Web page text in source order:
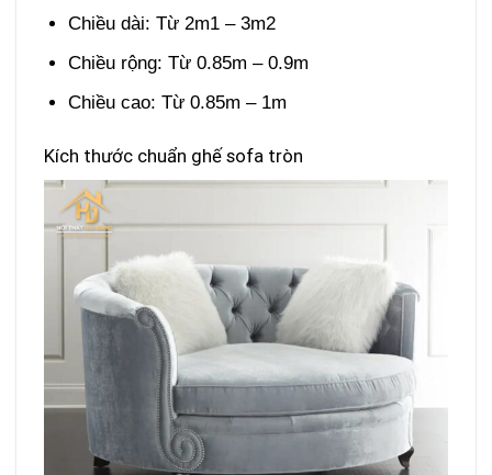
Chiều dài: Từ 2m1 – 3m2
Chiều rộng: Từ 0.85m – 0.9m
Chiều cao: Từ 0.85m – 1m
Kích thước chuẩn ghế sofa tròn